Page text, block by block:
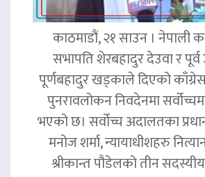
काठमाडौं, २१ साउन । नेपाली
सभापति शेरबहादुर देउवा र
पूर्णबहादुर खड्काले दिएको
पुनरावलोकन निवदेनमा
भएको छ। सर्वोच्च अदालतका
मनोज शर्मा, न्यायाधीशहरु
श्रीकान्त पौडेलको तीन सदस्यीय